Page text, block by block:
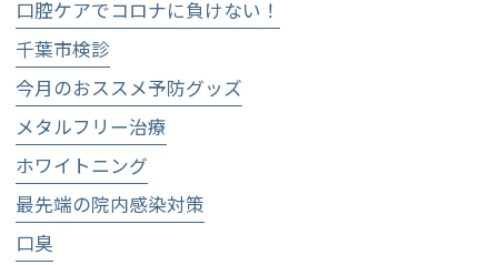
口腔ケアでコロナに負けない！
千葉市検診
今月のおススメ予防グッズ
メタルフリー治療
ホワイトニング
最先端の院内感染対策
口臭